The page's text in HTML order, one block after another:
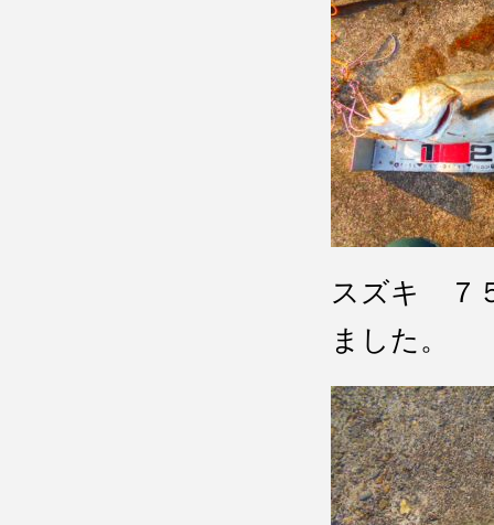
スズキ ７
ました。